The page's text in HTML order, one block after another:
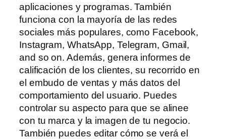
aplicaciones y programas. También
funciona con la mayoría de las redes
sociales más populares, como Facebook,
Instagram, WhatsApp, Telegram, Gmail,
and so on. Además, genera informes de
calificación de los clientes, su recorrido en
el embudo de ventas y más datos del
comportamiento del usuario. Puedes
controlar su aspecto para que se alinee
con tu marca y la imagen de tu negocio.
También puedes editar cómo se verá el